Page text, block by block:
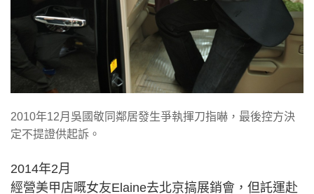
2010年12月吳國敬同鄰居發生爭執揮刀指嚇，最後控方決
定不提證供起訴。
2014年2月
經營美甲店嘅女友Elaine去北京搞展銷會，但託運赴